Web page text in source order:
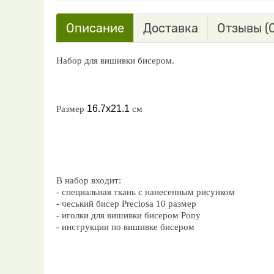
Описание Доставка Отзывы
Набор для вишивки бисером.
Размер 16.7х21.1 см
В набор входит:
- специальная ткань с нанесенным рисунком
- чеський бисер Preciosa 10 размер
- иголки для вишивки бисером Pony
- инструкции по вишивке бисером